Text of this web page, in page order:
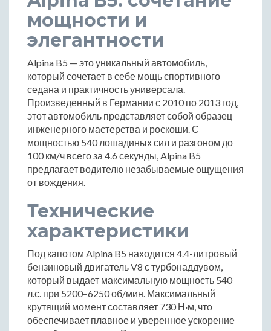
мощности и
элегантности
Alpina B5 — это уникальный автомобиль,
который сочетает в себе мощь спортивного
седана и практичность универсала.
Произведенный в Германии с 2010 по 2013 год,
этот автомобиль представляет собой образец
инженерного мастерства и роскоши. С
мощностью 540 лошадиных сил и разгоном до
100 км/ч всего за 4.6 секунды, Alpina B5
предлагает водителю незабываемые ощущения
от вождения.
Технические
характеристики
Под капотом Alpina B5 находится 4.4-литровый
бензиновый двигатель V8 с турбонаддувом,
который выдает максимальную мощность 540
л.с. при 5200–6250 об/мин. Максимальный
крутящий момент составляет 730 Н·м, что
обеспечивает плавное и уверенное ускорение